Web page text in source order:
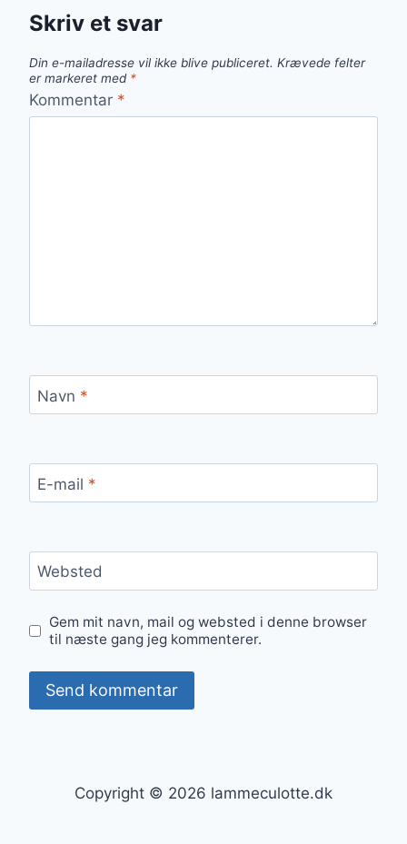
Skriv et svar
Din e-mailadresse vil ikke blive publiceret. Krævede felter
er markeret med *
Kommentar *
Navn *
E-mail *
Websted
Gem mit navn, mail og websted i denne browser
til næste gang jeg kommenterer.
Copyright © 2026 lammeculotte.dk